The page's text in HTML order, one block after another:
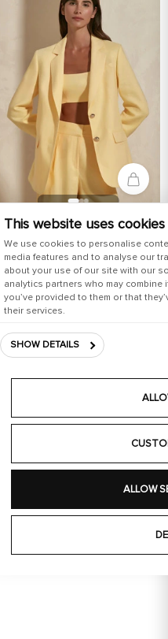
This website uses cookies
We use cookies to personalise
media features and to analyse our
about your use of our site with our
analytics partners who may
you’ve provided to them or that
their services.
SHOW DETAILS
ALLOW
Harlow Ceket
$ 610